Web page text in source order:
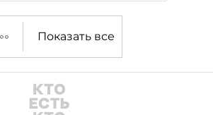
Показать все